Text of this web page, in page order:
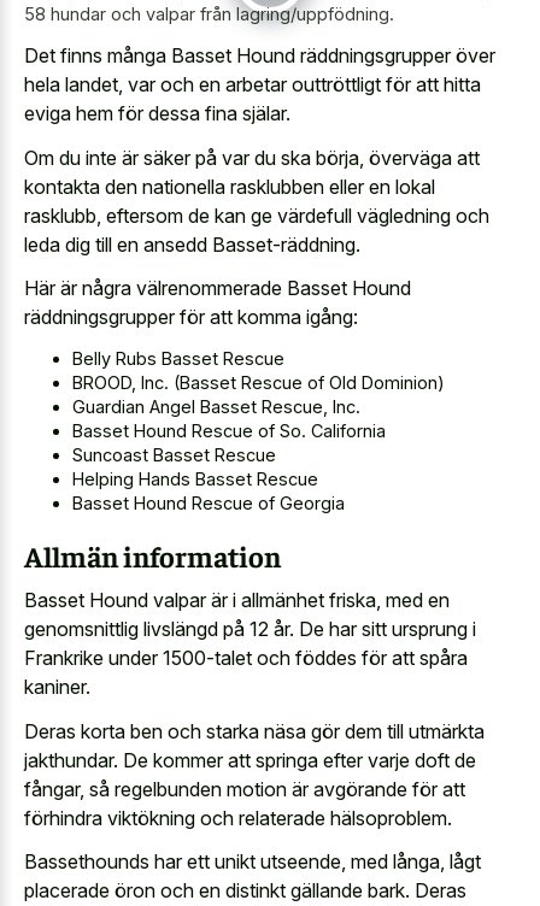
58 hundar och valpar från lagring/uppfödning.
Det finns många Basset Hound räddningsgrupper över
hela landet, var och en arbetar outtröttligt för att hitta
eviga hem för dessa fina själar.
Om du inte är säker på var du ska börja, överväga att
kontakta den nationella rasklubben eller en lokal
rasklubb , eftersom de kan ge värdefull vägledning och
leda dig till en ansedd Basset-räddning.
Här är några välrenommerade Basset Hound
räddningsgrupper för att komma igång:
Belly Rubs Basset Rescue
BROOD, Inc. (Basset Rescue of Old Dominion)
Guardian Angel Basset Rescue, Inc.
Basset Hound Rescue of So. California
Suncoast Basset Rescue
Helping Hands Basset Rescue
Basset Hound Rescue of Georgia
Allmän information
Basset Hound valpar är i allmänhet friska, med en
genomsnittlig livslängd på 12 år. De har sitt ursprung i
Frankrike under 1500-talet och föddes för att spåra
kaniner.
Deras korta ben och starka näsa gör dem till utmärkta
jakthundar. De kommer att springa efter varje doft de
fångar, så regelbunden motion är avgörande för att
förhindra viktökning och relaterade hälsoproblem.
Bassethounds har ett unikt utseende, med långa, lågt
placerade öron och en distinkt gällande bark. Deras